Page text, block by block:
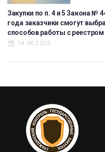
Закупки по п. 4 и 5 Закона №
года заказчики смогут
способов работы с
14.06.2026